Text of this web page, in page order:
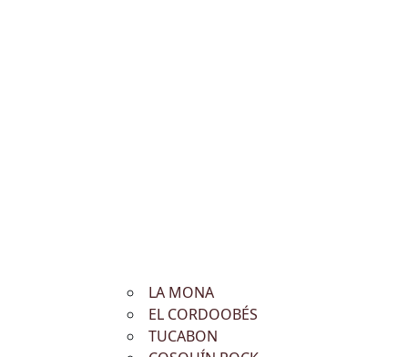
LA MONA
EL CORDOOBÉS
TUCABON